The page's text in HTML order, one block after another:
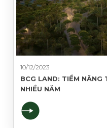
10/12/2023
BCG LAND: TIỀM NĂNG
NHIỀU NĂM
Số điện thoại (*)
Email (*)